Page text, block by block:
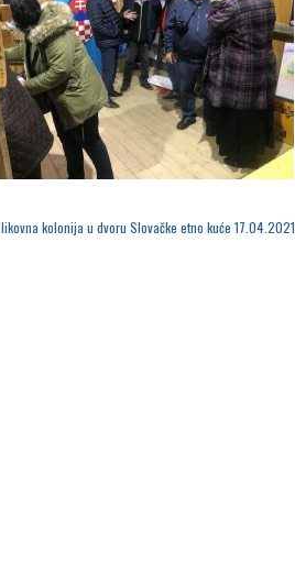
kolonija u dvoru Slovačke etno kuće 17.04.2021.